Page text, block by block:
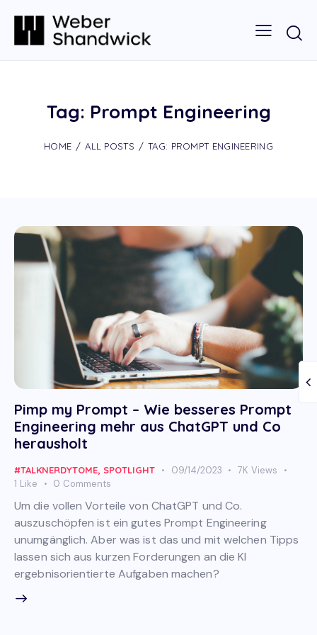
Tag: Prompt Engineering
HOME ALL POSTS TAG: PROMPT ENGINEERING
Pimp my Prompt – Wie besseres Prompt
Engineering mehr aus ChatGPT und Co
herausholt
#TALKNERDYTOME, SPOTLIGHT 09/14/2023 7K Views
1 Like 0 Comments
Um die vollen Vorteile von ChatGPT und Co.
auszuschöpfen ist ein gutes Prompt Engineering
unumgänglich. Aber was ist das und mit welchen Tipps
lassen sich aus kurzen Forderungen an die KI
ergebnisorientierte Aufgaben machen?